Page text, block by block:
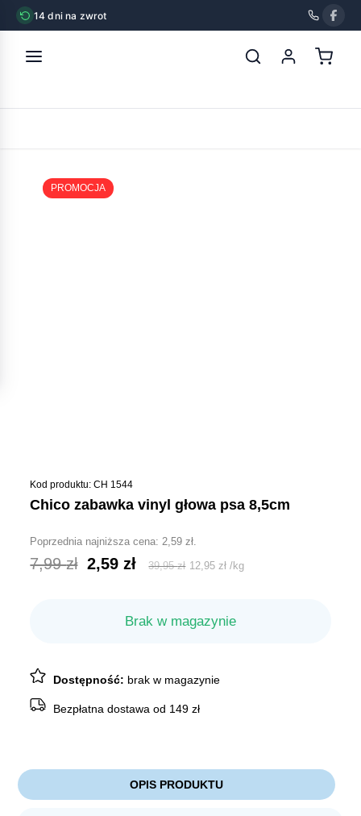
14 dni na zwrot
POWRÓT
PROMOCJA
Kod produktu: CH 1544
chico zabawka vinyl głowa psa 8,5cm
Poprzednia najniższa cena:2,59zł.
7,99zł Pierwotna
wynosiła:
2,59złAktualna
wynosi:
39,95zł 12,95zł /kg
Brak w magazynie
Dostępność: brak w magazynie
Bezpłatna dostawa od 149 zł
OPIS PRODUKTU